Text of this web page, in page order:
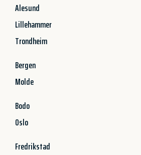
Alesund
Lillehammer
Trondheim
Bergen
Molde
Bodo
Oslo
Fredrikstad